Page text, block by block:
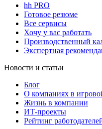
hh PRO
Готовое резюме
Все сервисы
Хочу у вас работать
Производственный
Экспертная
Новости и статьи
Блог
О компаниях в
Жизнь в компании
ИТ-проекты
Рейтинг